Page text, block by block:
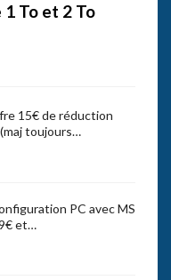
1 To et 2 To
15€ de réduction
toujours…
PC avec MS
et…